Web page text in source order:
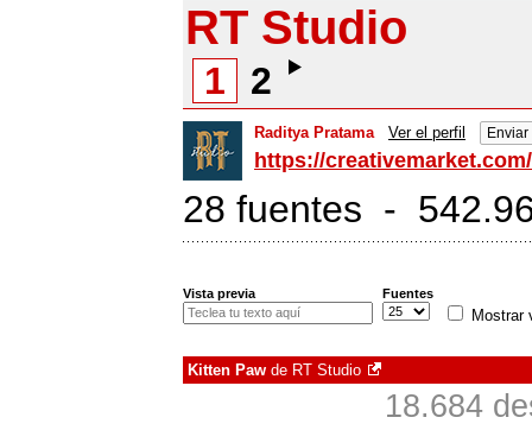
RT Studio
1 2
Raditya Pratama Ver el perfil
https://
28 fuentes -
Vista previa Fuentes
Mostrar
Kitten Paw de RT Studio
18.684